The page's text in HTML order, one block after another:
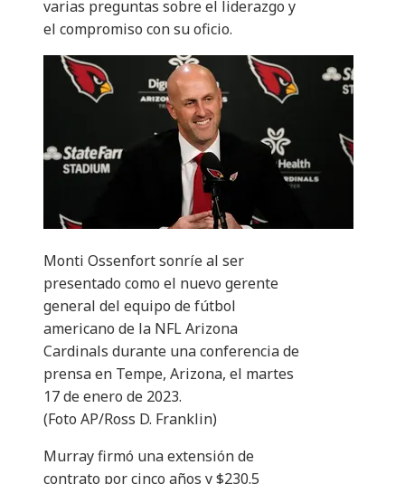
varias preguntas sobre el liderazgo y
el compromiso con su oficio.
Monti Ossenfort sonríe al ser
presentado como el nuevo gerente
general del equipo de fútbol
americano de la NFL Arizona
Cardinals durante una conferencia de
prensa en Tempe, Arizona, el martes
17 de enero de 2023.
(Foto AP/Ross D. Franklin)
Murray firmó una extensión de
contrato por cinco años y $230.5